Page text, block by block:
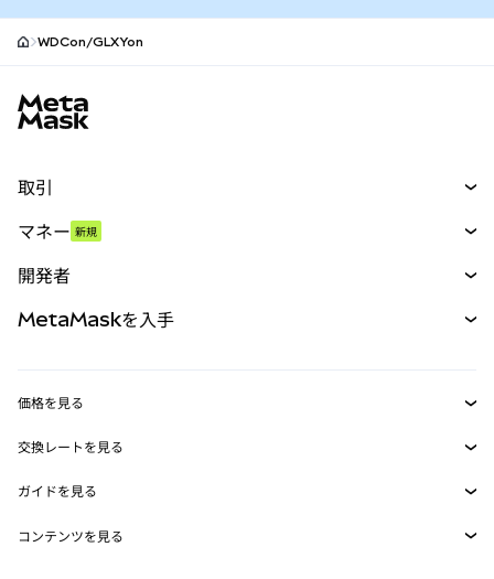
WDCon/GLXYon
取引
パーペチュアル
RWA
マネー 新規
開発者
MetaMask Connect
Snaps
Web3サービス
MetaMaskを入手
セキュリティ
サポート
価格を見る
イーサリアムの価格
Solanaの価格
交換レートを見る
ETH→USD
USDT→INR
ガイドを見る
ETHの購入
コンテンツを見る